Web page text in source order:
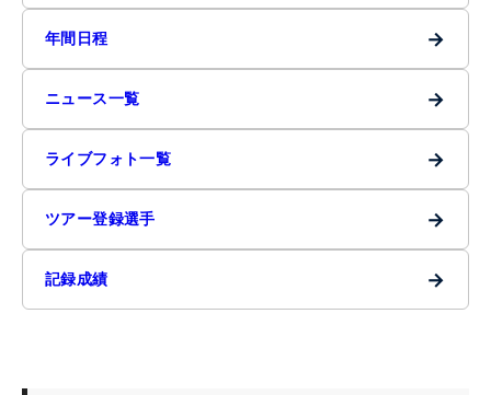
年間日程 →
ニュース一覧 →
ライブフォト一覧 →
ツアー登録選手 →
記録成績 →